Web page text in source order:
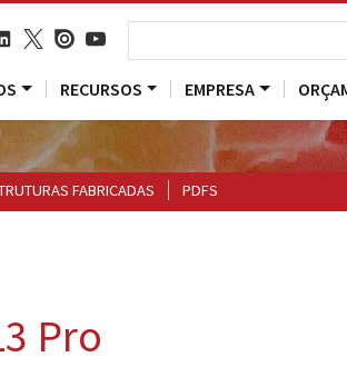
RECURSOS EMPRESA
FABRICADAS PDFS
Pro